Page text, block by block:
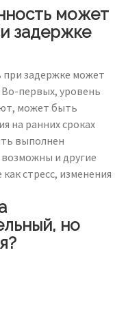
может
задержке
задержке может
первых, уровень
может быть
на ранних сроках
выполнен
и другие
стресс, изменения
но